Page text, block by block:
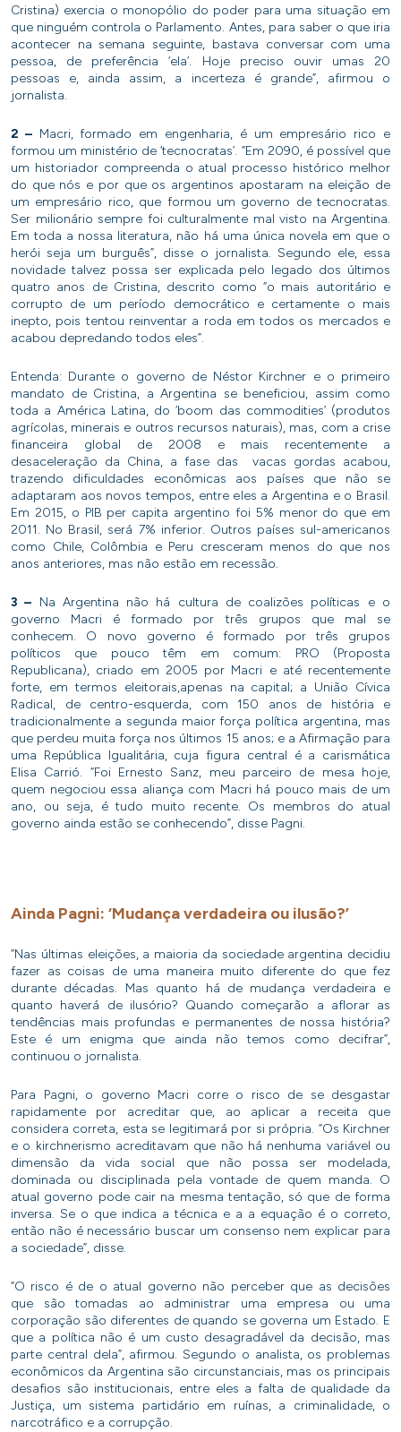
Cristina) exercia o monopólio do poder para uma situação em
que ninguém controla o Parlamento. Antes, para saber o que iria
acontecer na semana seguinte, bastava conversar com uma
pessoa, de preferência ‘ela’. Hoje preciso ouvir umas 20
pessoas e, ainda assim, a incerteza é grande”, afirmou o
jornalista.
2 –Macri, formado em engenharia, é um empresário rico e
formou um ministério de ‘tecnocratas’. “Em 2090, é possível que
um historiador compreenda o atual processo histórico melhor
do que nós e por que os argentinos apostaram na eleição de
um empresário rico, que formou um governo de tecnocratas.
Ser milionário sempre foi culturalmente mal visto na Argentina.
Em toda a nossa literatura, não há uma única novela em que o
herói seja um burguês”, disse o jornalista. Segundo ele, essa
novidade talvez possa ser explicada pelo legado dos últimos
quatro anos de Cristina, descrito como “o mais autoritário e
corrupto de um período democrático e certamente o mais
inepto, pois tentou reinventar a roda em todos os mercados e
acabou depredando todos eles”.
Entenda: Durante o governo de Néstor Kirchner e o primeiro
mandato de Cristina, a Argentina se beneficiou, assim como
toda a América Latina, do ‘boom das commodities’ (produtos
agrícolas, minerais e outros recursos naturais), mas, com a crise
financeira global de 2008 e mais recentemente a
desaceleração da China, a fase das vacas gordas acabou,
trazendo dificuldades econômicas aos países que não se
adaptaram aos novos tempos, entre eles a Argentina e o Brasil.
Em 2015, o PIB per capita argentino foi 5% menor do que em
2011. No Brasil, será 7% inferior. Outros países sul-americanos
como Chile, Colômbia e Peru cresceram menos do que nos
anos anteriores, mas não estão em recessão.
3 – Na Argentina não há cultura de coalizões políticas e o
governo Macri é formado por três grupos que mal se
conhecem. O novo governo é formado por três grupos
políticos que pouco têm em comum: PRO (Proposta
Republicana), criado em 2005 por Macri e até recentemente
forte, em termos eleitorais,apenas na capital; a União Cívica
Radical, de centro-esquerda, com 150 anos de história e
tradicionalmente a segunda maior força política argentina, mas
que perdeu muita força nos últimos 15 anos; e a Afirmação para
uma República Igualitária, cuja figura central é a carismática
Elisa Carrió. “Foi Ernesto Sanz, meu parceiro de mesa hoje,
quem negociou essa aliança com Macri há pouco mais de um
ano, ou seja, é tudo muito recente. Os membros do atual
governo ainda estão se conhecendo”, disse Pagni.
Ainda Pagni: ‘Mudança verdadeira ou ilusão?’
“Nas últimas eleições, a maioria da sociedade argentina decidiu
fazer as coisas de uma maneira muito diferente do que fez
durante décadas. Mas quanto há de mudança verdadeira e
quanto haverá de ilusório? Quando começarão a aflorar as
tendências mais profundas e permanentes de nossa história?
Este é um enigma que ainda não temos como decifrar”,
continuou o jornalista.
Para Pagni, o governo Macri corre o risco de se desgastar
rapidamente por acreditar que, ao aplicar a receita que
considera correta, esta se legitimará por si própria. “Os Kirchner
e o kirchnerismo acreditavam que não há nenhuma variável ou
dimensão da vida social que não possa ser modelada,
dominada ou disciplinada pela vontade de quem manda. O
atual governo pode cair na mesma tentação, só que de forma
inversa. Se o que indica a técnica e a a equação é o correto,
então não é necessário buscar um consenso nem explicar para
a sociedade”, disse.
“O risco é de o atual governo não perceber que as decisões
que são tomadas ao administrar uma empresa ou uma
corporação são diferentes de quando se governa um Estado. E
que a política não é um custo desagradável da decisão, mas
parte central dela”, afirmou. Segundo o analista, os problemas
econômicos da Argentina são circunstanciais, mas os principais
desafios são institucionais, entre eles a falta de qualidade da
Justiça, um sistema partidário em ruínas, a criminalidade, o
narcotráfico e a corrupção.